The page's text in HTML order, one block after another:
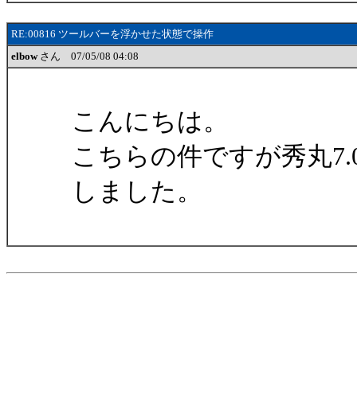
RE:00816 ツールバーを浮かせた状態で操作
elbowさん 07/05/08 04:08
こんにちは。
こちらの件ですが秀丸
しました。